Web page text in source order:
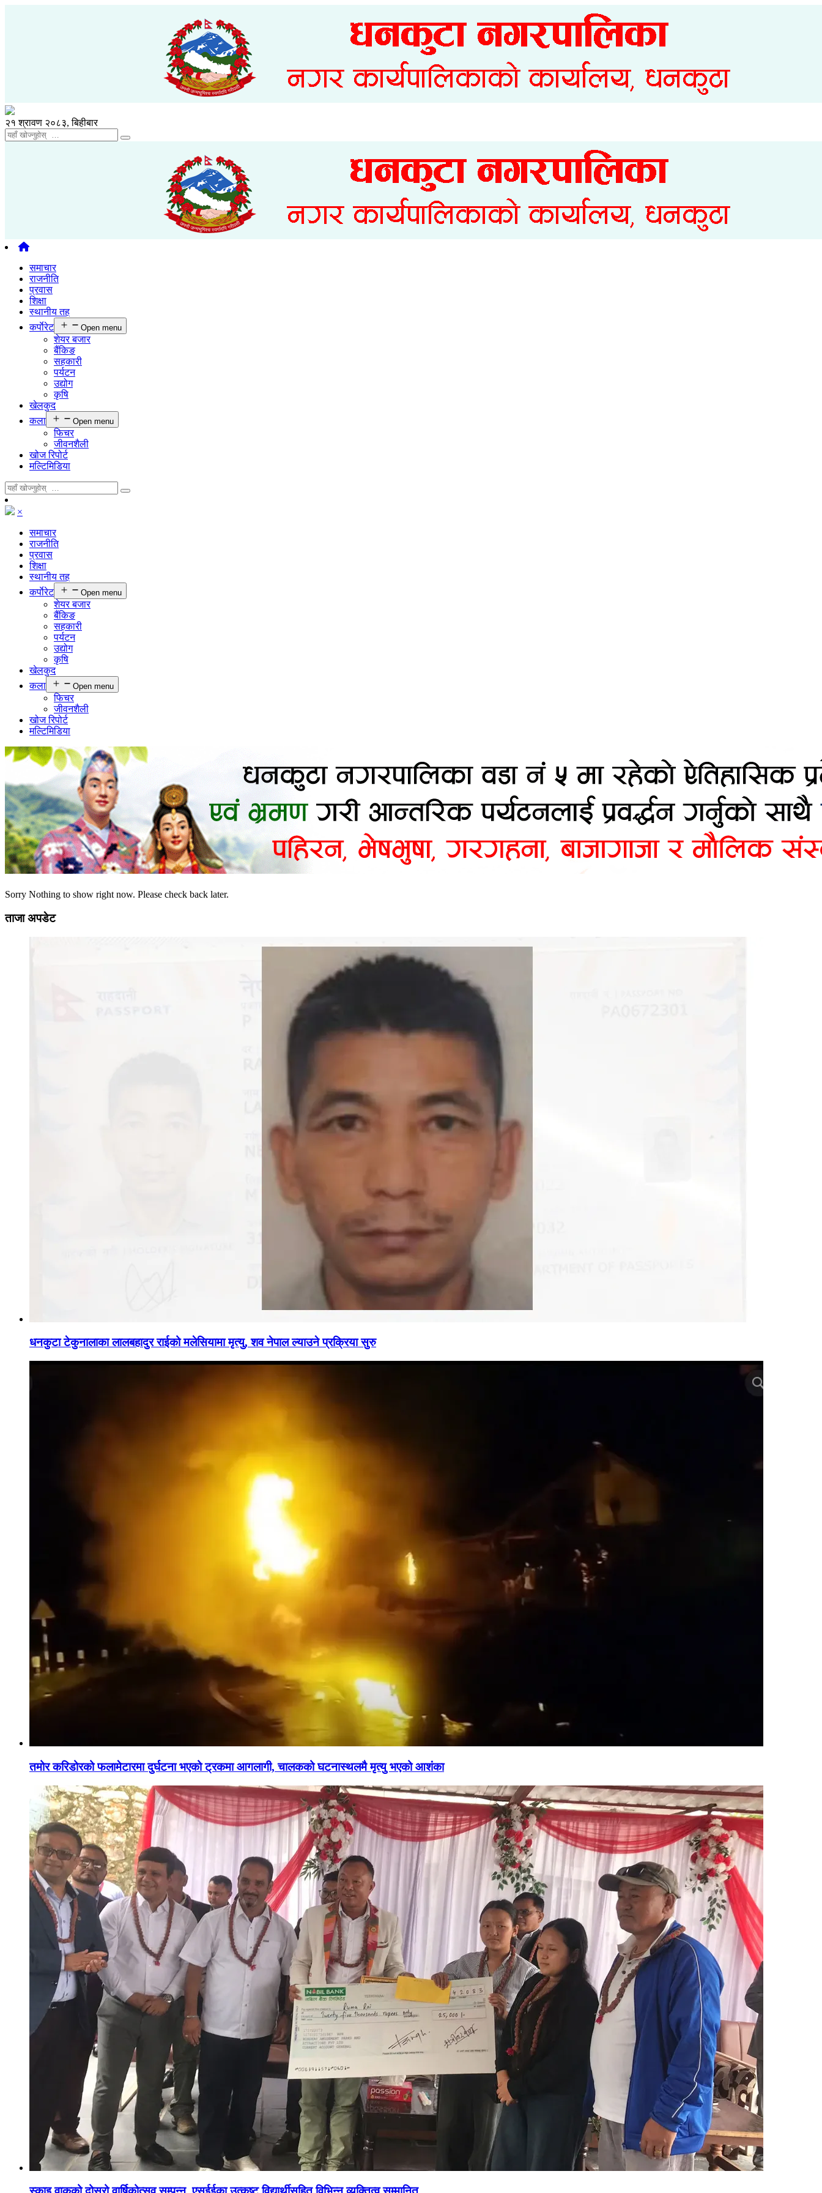
२१ श्रावण २०८३, बिहीबार
समाचार
राजनीति
प्रवास
शिक्षा
स्थानीय तह
कर्पाेरेट
Open menu
शेयर बजार
बैंकिङ
सहकारी
पर्यटन
उद्योग
कृषि
खेलकुद
कला
Open menu
फिचर
जीवनशैली
खोज रिपोर्ट
मल्टिमिडिया
×
समाचार
राजनीति
प्रवास
शिक्षा
स्थानीय तह
कर्पाेरेट
Open menu
शेयर बजार
बैंकिङ
सहकारी
पर्यटन
उद्योग
कृषि
खेलकुद
कला
Open menu
फिचर
जीवनशैली
खोज रिपोर्ट
मल्टिमिडिया
Sorry Nothing to show right now. Please check back later.
ताजा अपडेट
धनकुटा टेकुनालाका लालबहादुर राईको मलेसियामा मृत्यु, शव नेपाल ल्याउने प्रक्रिया सुरु
तमोर करिडोरको फलामेटारमा दुर्घटना भएको ट्रकमा आगलागी, चालकको घटनास्थलमै मृत्यु भएको आशंका